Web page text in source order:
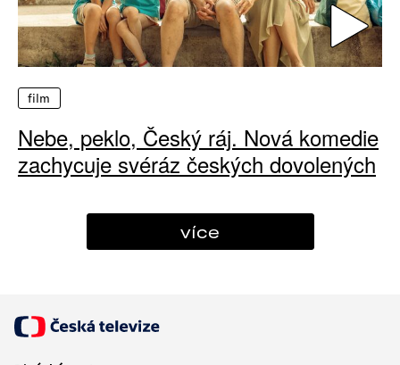
film
Nebe, peklo, Český ráj. Nová komedie
zachycuje svéráz českých dovolených
více